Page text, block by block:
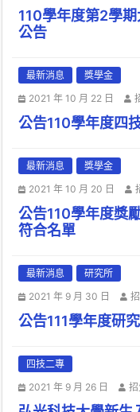
110學年度第2學
公告
最新消息
獎學金
2021 年 10 月 22 日
公告110學年度四
最新消息
獎學金
2021 年 10 月 20 日
公告110學年度獎
符合名單
最新消息
研究所
2021 年 9 月 30 日
公告111學年度研
四技二專
2021 年 9 月 26 日